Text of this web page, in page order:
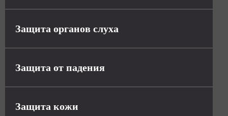
Защита органов слуха
Защита от падения
Защита кожи